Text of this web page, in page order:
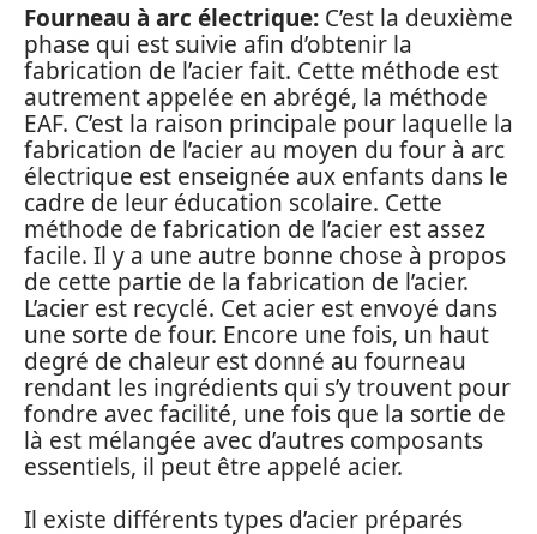
Fourneau à arc électrique: C’est la deuxième
phase qui est suivie afin d’obtenir la
fabrication de l’acier fait. Cette méthode est
autrement appelée en abrégé, la méthode
EAF. C’est la raison principale pour laquelle la
fabrication de l’acier au moyen du four à arc
électrique est enseignée aux enfants dans le
cadre de leur éducation scolaire. Cette
méthode de fabrication de l’acier est assez
facile. Il y a une autre bonne chose à propos
de cette partie de la fabrication de l’acier.
L’acier est recyclé. Cet acier est envoyé dans
une sorte de four. Encore une fois, un haut
degré de chaleur est donné au fourneau
rendant les ingrédients qui s’y trouvent pour
fondre avec facilité, une fois que la sortie de
là est mélangée avec d’autres composants
essentiels, il peut être appelé acier.
Il existe différents types d’acier préparés